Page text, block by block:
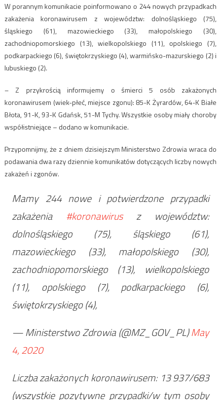
W porannym komunikacie poinformowano o 244 nowych przypadkach
zakażenia koronawirusem z województw: dolnośląskiego (75),
śląskiego (61), mazowieckiego (33), małopolskiego (30),
zachodniopomorskiego (13), wielkopolskiego (11), opolskiego (7),
podkarpackiego (6), świętokrzyskiego (4), warmińsko-mazurskiego (2) i
lubuskiego (2).
– Z przykrością informujemy o śmierci 5 osób zakażonych
koronawirusem (wiek-płeć, miejsce zgonu): 85-K Żyrardów, 64-K Białe
Błota, 91-K, 93-K Gdańsk, 51-M Tychy. Wszystkie osoby miały choroby
współistniejące – dodano w komunikacie.
Przypomnijmy, że z dniem dzisiejszym Ministerstwo Zdrowia wraca do
podawania dwa razy dziennie komunikatów dotyczących liczby nowych
zakażeń i zgonów.
Mamy 244 nowe i potwierdzone przypadki
zakażenia #koronawirusz województw:
dolnośląskiego (75), śląskiego (61),
mazowieckiego (33), małopolskiego (30),
zachodniopomorskiego (13), wielkopolskiego
(11), opolskiego (7), podkarpackiego (6),
świętokrzyskiego (4),
— Ministerstwo Zdrowia (@MZ_GOV_PL)May
4, 2020
Liczba zakażonych koronawirusem: 13 937/683
(wszystkie pozytywne przypadki/w tym osoby